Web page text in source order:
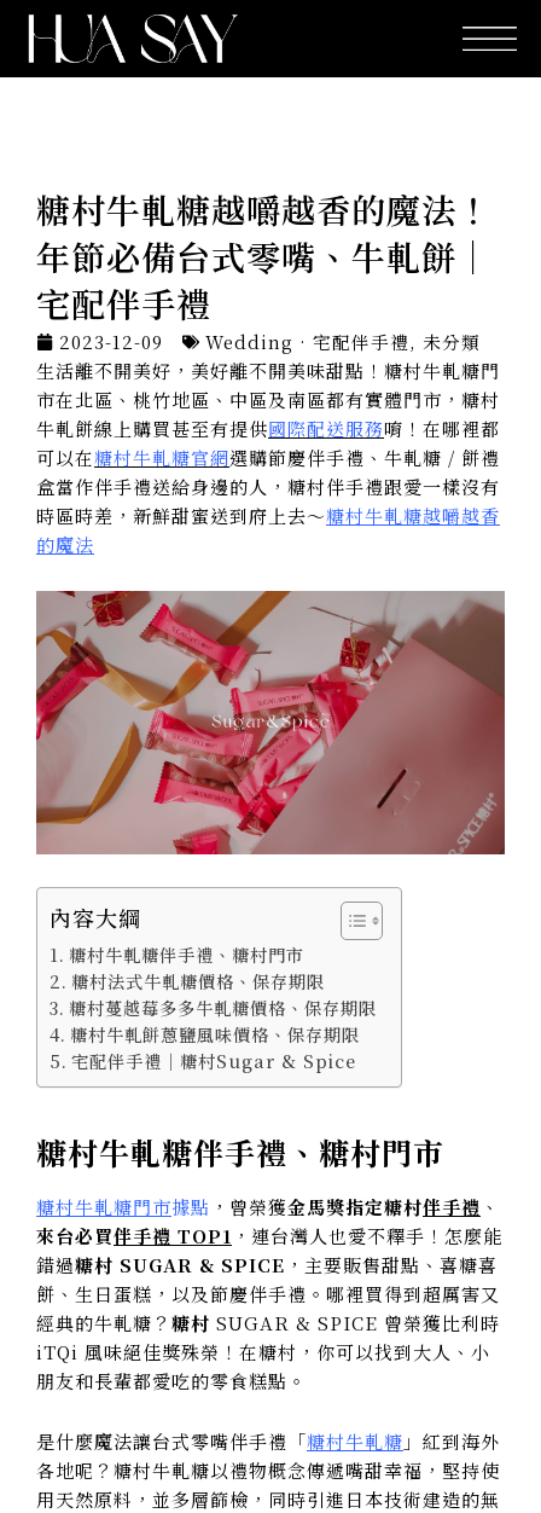
糖村牛軋糖越嚼越香的魔法！
年節必備台式零嘴、牛軋餅｜
宅配伴手禮
2023-12-09 Wedding · 宅配伴手禮, 未分類
生活離不開美好，美好離不開美味甜點！糖村牛軋糖門
市在北區、桃竹地區、中區及南區都有實體門市，糖村
牛軋餅線上購買甚至有提供國際配送服務唷！在哪裡都
可以在糖村牛軋糖官網選購節慶伴手禮、牛軋糖 / 餅禮
盒當作伴手禮送給身邊的人，糖村伴手禮跟愛一樣沒有
時區時差，新鮮甜蜜送到府上去～糖村牛軋糖越嚼越香
的魔法
內容大綱
糖村牛軋糖伴手禮、糖村門市
糖村法式牛軋糖價格、保存期限
糖村蔓越莓多多牛軋糖價格、保存期限
糖村牛軋餅蔥鹽風味價格、保存期限
宅配伴手禮｜糖村Sugar & Spice
糖村牛軋糖伴手禮、糖村門市
糖村牛軋糖門市據點 ，曾榮獲金馬獎指定糖村伴手禮 、
來台必買伴手禮 TOP1 ，連台灣人也愛不釋手！怎麼能
錯過糖村 SUGAR & SPICE ， 主要販售甜點、喜糖喜
餅、生日蛋糕，以及節慶伴手禮。哪裡買得到超厲害又
經典的牛軋糖？ 糖村 SUGAR & SPICE 曾榮獲比利時
iTQi 風味絕佳獎殊榮！在糖村，你可以找到大人、小
朋友和長輩都愛吃的零食糕點。
是什麼魔法讓台式零嘴伴手禮「糖村牛軋糖 」紅到海外
各地呢？ 糖村牛軋糖以禮物概念傳遞嘴甜幸福，堅持使
用天然原料，並多層篩檢，同時引進日本技術建造的無